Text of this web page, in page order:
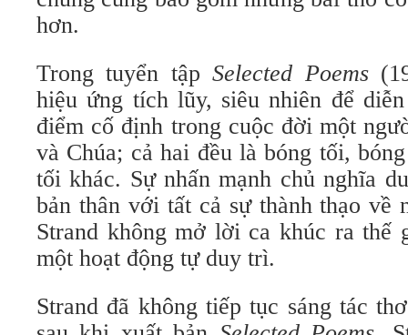
hơn.
Trong tuyển tậpSelected Poems
hiệu ứng tích lũy, siêu nhiên để
điểm cố định trong cuộc đời một
và Chúa; cả hai đều là bóng tối,
tối khác. Sự nhấn mạnh chủ nghĩa
bản thân với tất cả sự thành thạo về
Strand không mở lời ca khúc ra thế
một hoạt động tự duy trì.
Strand đã không tiếp tục sáng tác